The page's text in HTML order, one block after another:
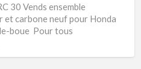
30 Vends ensemble
et carbone neuf pour Honda
boue Pour tous